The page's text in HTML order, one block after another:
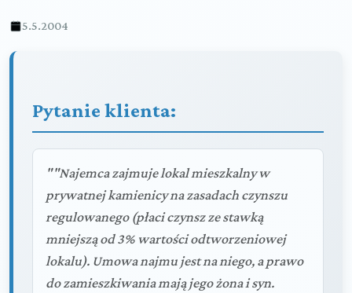
5.5.2004
Pytanie klienta:
""Najemca zajmuje lokal mieszkalny w
prywatnej kamienicy na zasadach czynszu
regulowanego (płaci czynsz ze stawką
mniejszą od 3% wartości odtworzeniowej
lokalu). Umowa najmu jest na niego, a prawo
do zamieszkiwania mają jego żona i syn.